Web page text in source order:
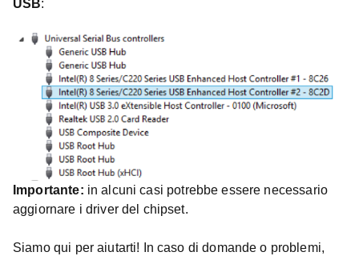
USB:
Importante: in alcuni casi potrebbe essere necessario
aggiornare i driver del chipset.
Siamo qui per aiutarti! In caso di domande o problemi,